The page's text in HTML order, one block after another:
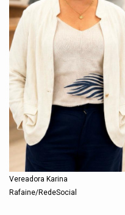
Vereadora Karina
Rafaine/RedeSocial